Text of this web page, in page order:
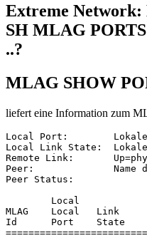
Extreme
SH MLAG PORTS
..?
MLAG SHOW
liefert eine Information zum
Local Port:        Lokale
Local Link State:
Remote Link:
Peer:              Name
Peer Status:
Local
MLAG    Local   Link
Id      Port    State